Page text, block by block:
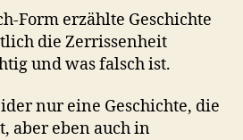
Form erzählte Geschichte
die Zerrissenheit
und was falsch ist.
nur eine Geschichte, die
aber eben auch in